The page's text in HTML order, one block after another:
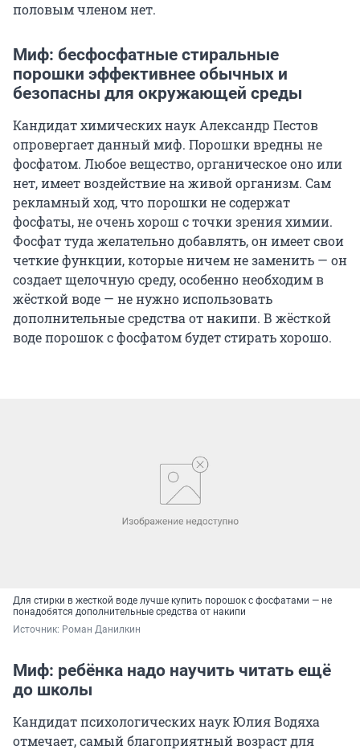
половым членом нет.
Миф: бесфосфатные стиральные
порошки эффективнее обычных и
безопасны для окружающей среды
Кандидат химических наук Александр Пестов
опровергает данный миф. Порошки вредны не
фосфатом. Любое вещество, органическое оно или
нет, имеет воздействие на живой организм. Сам
рекламный ход, что порошки не содержат
фосфаты, не очень хорош с точки зрения химии.
Фосфат туда желательно добавлять, он имеет свои
четкие функции, которые ничем не заменить — он
создает щелочную среду, особенно необходим в
жёсткой воде — не нужно использовать
дополнительные средства от накипи. В жёсткой
воде порошок с фосфатом будет стирать хорошо.
Для стирки в жесткой воде лучше купить порошок с фосфатами — не
понадобятся дополнительные средства от накипи
Источник: Роман Данилкин
Миф: ребёнка надо научить читать ещё
до школы
Кандидат психологических наук Юлия Водяха
отмечает, самый благоприятный возраст для